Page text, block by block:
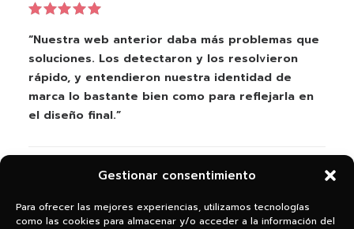
Gestionar consentimiento
Para ofrecer las mejores experiencias, utilizamos tecnologías
como las cookies para almacenar y/o acceder a la información del
“Nuestra web anterior daba más problemas que
soluciones. Los detectaron y los resolvieron
rápido, y entendieron nuestra identidad de
marca lo bastante bien como para reflejarla en
el diseño final.”
John Batty